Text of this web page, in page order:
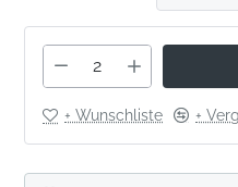
+ Wunschliste +